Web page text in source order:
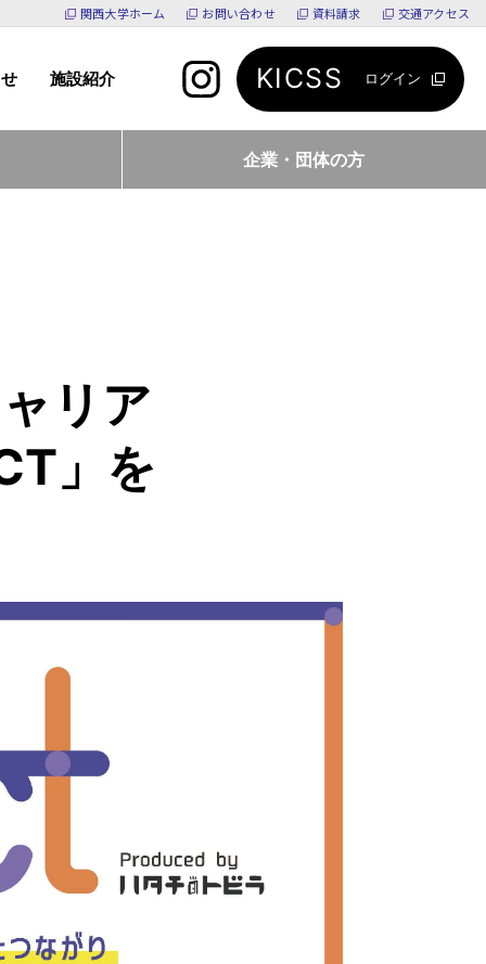
関西大学ホーム お問い合わせ 資料請求 交通アクセス
KICSS ログイン
施設紹介
企業・団体の方
リア
」を